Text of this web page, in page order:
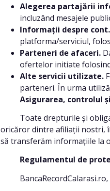
Alegerea partajării
incluzând mesajele
Informații despre cont.
platforma/serviciul,
Parteneri de afaceri.
ofertelor initiate
Alte servicii utilizate.
parteneri. În urma
Asigurarea, controlul și
Toate drepturile și
oricăror dintre afiliații nostri,
să transferăm informațiile la
Regulamentul de
BancaRecordCalarasi.ro,